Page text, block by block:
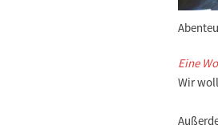
Eine
Wir